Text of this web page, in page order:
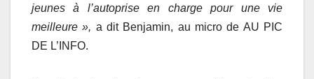
jeunes à l’autoprise en charge pour une vie
meilleure », a dit Benjamin, au micro de AU PIC
DE L’INFO.